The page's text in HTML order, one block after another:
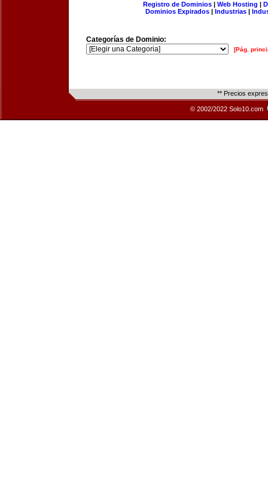
Registro de Dominios| Web Hosting |
Dominios Expirados | Industrias |
Categorías de Dominio:
[Pág.
** Precios
© 2002/2022 Solo10.com